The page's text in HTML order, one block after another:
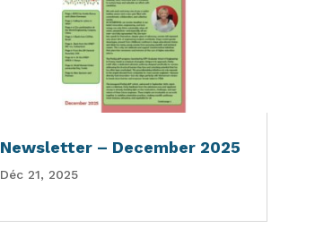
Newsletter – December 2025
Déc 21, 2025